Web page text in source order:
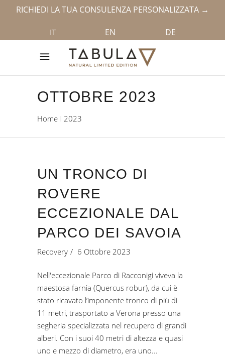
RICHIEDI LA TUA CONSULENZA PERSONALIZZATA →
IT EN DE
OTTOBRE 2023
Home 2023
UN TRONCO DI
ROVERE
ECCEZIONALE DAL
PARCO DEI SAVOIA
Recovery 6 Ottobre 2023
Nell'eccezionale Parco di Racconigi viveva la
maestosa farnia (Quercus robur), da cui è
stato ricavato l’imponente tronco di più di
11 metri, trasportato a Verona presso una
segheria specializzata nel recupero di grandi
alberi. Con i suoi 40 metri di altezza e quasi
uno e mezzo di diametro, era uno